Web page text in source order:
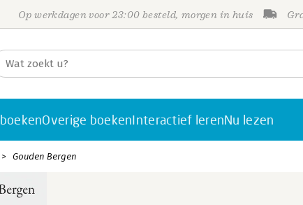
Op werkdagen voor 23:00 besteld, morgen in huis
Overige boekenInteractief lerenNu lezen
Gouden Bergen